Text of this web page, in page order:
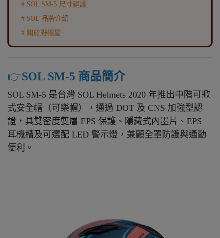
# SOL SM-5 尺寸建議
# SOL 品牌介紹
# 關於野帽屋
👉️SOL SM-5 商品簡介
SOL SM-5 是台灣 SOL Helmets 2020 年推出中階可掀
式安全帽（可樂帽），通過 DOT 及 CNS 加強型認
證，具雙密度雙層 EPS 保護、隱藏式內墨片、EPS
耳機槽及可選配 LED 警示燈，兼顧全罩防護與通勤
便利。